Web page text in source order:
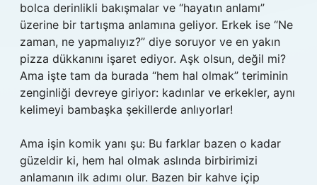
bolca derinlikli bakışmalar ve “hayatın anlamı”
üzerine bir tartışma anlamına geliyor. Erkek ise “Ne
zaman, ne yapmalıyız?” diye soruyor ve en yakın
pizza dükkanını işaret ediyor. Aşk olsun, değil mi?
Ama işte tam da burada “hem hal olmak” teriminin
zenginliği devreye giriyor: kadınlar ve erkekler, aynı
kelimeyi bambaşka şekillerde anlıyorlar!
Ama işin komik yanı şu: Bu farklar bazen o kadar
güzeldir ki, hem hal olmak aslında birbirimizi
anlamanın ilk adımı olur. Bazen bir kahve içip